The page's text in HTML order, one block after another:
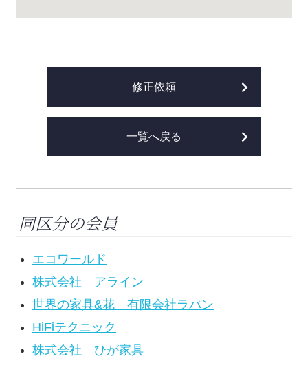
修正依頼
一覧へ戻る
同区分の会員
エコワールド
株式会社 アライン
世界の家具&花 有限会社ラパン
HiFiテクニック
株式会社 ひが家具